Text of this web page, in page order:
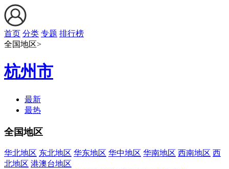
首页 分类 专题 排行榜
全国地区>
杭州市
最新
最热
全国地区
华北地区 东北地区 华东地区 华中地区 华南地区 西南地区 西
北地区 港澳台地区